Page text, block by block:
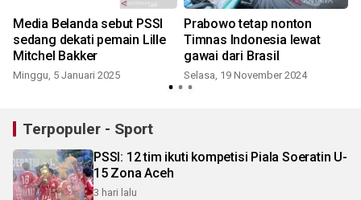
Media Belanda sebut PSSI
sedang dekati pemain Lille
Mitchel Bakker
Minggu, 5 Januari 2025
Prabowo tetap nonton
Timnas Indonesia lewat
gawai dari Brasil
Selasa, 19 November 2024
Terpopuler - Sport
PSSI: 12 tim ikuti kompetisi Piala Soeratin U-
15 Zona Aceh
3 hari lalu